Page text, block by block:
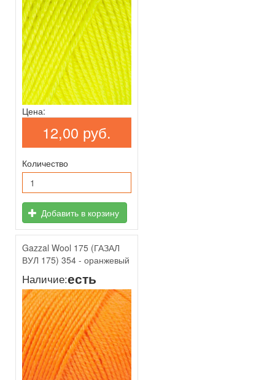
Цена:
12,00 руб.
Количество
Добавить в корзину
Gazzal Wool 175 (ГАЗАЛ
ВУЛ 175) 354 - оранжевый
Наличие:есть